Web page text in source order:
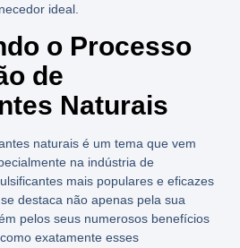
ideal.
o Processo
de
Naturais
naturaisé um tema que vem
na indústria de
mais populares e eficazes
destaca não apenas pela sua
pelos seus numerosos benefícios
como exatamente esses